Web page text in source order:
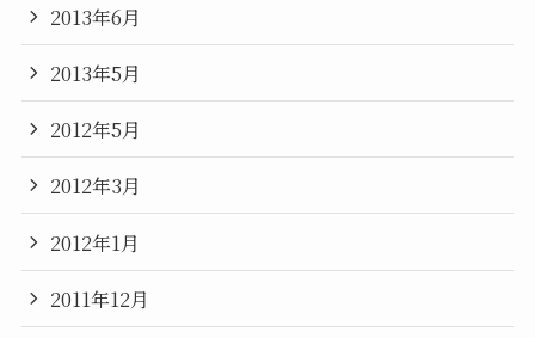
2013年6月
2013年5月
2012年5月
2012年3月
2012年1月
2011年12月